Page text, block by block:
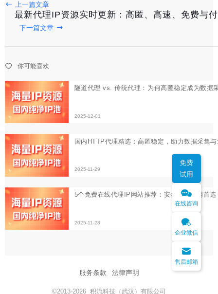
上一篇文章
最新代理IP资源实时更新：高匿、高速、免费与
下一篇文章
你可能喜欢
2025-12-01
5个免费在线代理IP网站推荐：安全匿名上网首选
2025-11-28
服务条款 法律声明
©2013-2026 积流科技（武汉）有限公司
免费
试用
在线咨询
企业微信
售后邮箱